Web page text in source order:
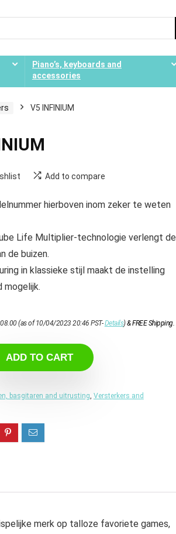
Piano’s, keyboards and
accessories
V5 INFINIUM
Add to compare
hierboven inom zeker te weten
Life Multiplier-technologie verlengt de
de buizen.
in klassieke stijl maakt de instelling
mogelijk.
(as of 10/04/2023 20:46 PST-Details)&FREE Shipping.
ADD TO CART
basgitaren and uitrusting, Versterkers and
merk op talloze favoriete games,